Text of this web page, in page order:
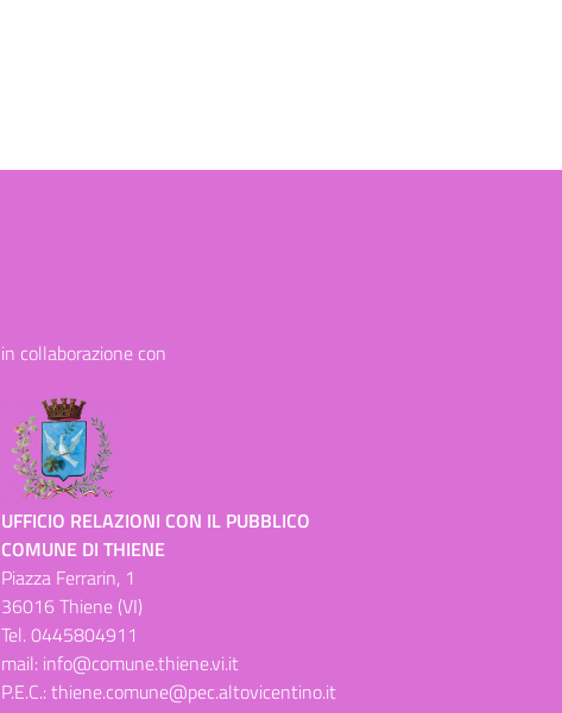
in collaborazione con
UFFICIO RELAZIONI CON IL PUBBLICO
COMUNE DI THIENE
Piazza Ferrarin, 1
36016 Thiene (VI)
Tel.0445804911
mail: info@comune.thiene.vi.it
P.E.C.:thiene.comune@pec.altovicentino.it